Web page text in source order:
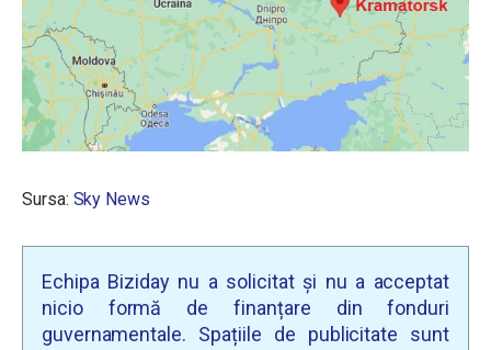
Sursa: Sky News
Echipa Biziday nu a solicitat și nu a acceptat
nicio formă de finanțare din fonduri
guvernamentale. Spațiile de publicitate sunt